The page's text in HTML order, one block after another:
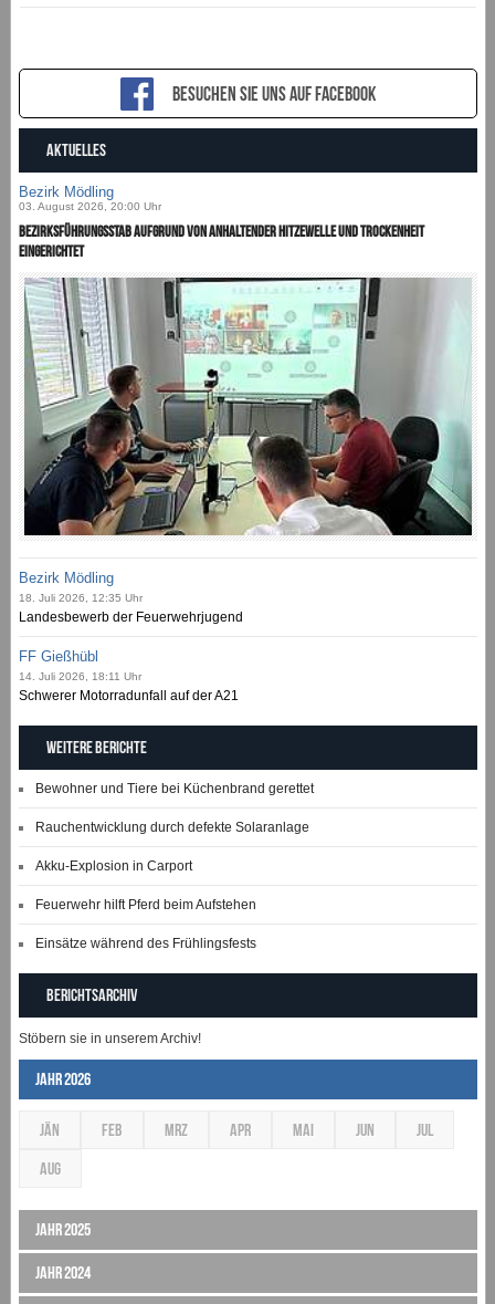
Besuchen sie uns auf Facebook
AKTUELLES
Bezirk Mödling
03. August 2026, 20:00 Uhr
Bezirksführungsstab aufgrund von anhaltender Hitzewelle und Trockenheit
eingerichtet
Bezirk Mödling
18. Juli 2026, 12:35 Uhr
Landesbewerb der Feuerwehrjugend
FF Gießhübl
14. Juli 2026, 18:11 Uhr
Schwerer Motorradunfall auf der A21
Weitere Berichte
Bewohner und Tiere bei Küchenbrand gerettet
Rauchentwicklung durch defekte Solaranlage
Akku-Explosion in Carport
Feuerwehr hilft Pferd beim Aufstehen
Einsätze während des Frühlingsfests
Berichtsarchiv
Stöbern sie in unserem Archiv!
Jahr 2026
JÄN FEB MRZ APR MAI JUN JUL
AUG
Jahr 2025
Jahr 2024